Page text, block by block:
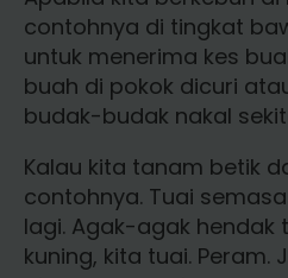
contohnya di tingkat
untuk menerima kes
buah di pokok dicuri
budak-budak nakal
Kalau kita tanam betik
contohnya. Tuai
lagi. Agak-agak hendak
kuning, kita tuai. Peram.